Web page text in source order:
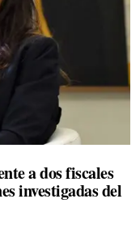
a dos fiscales
investigadas del